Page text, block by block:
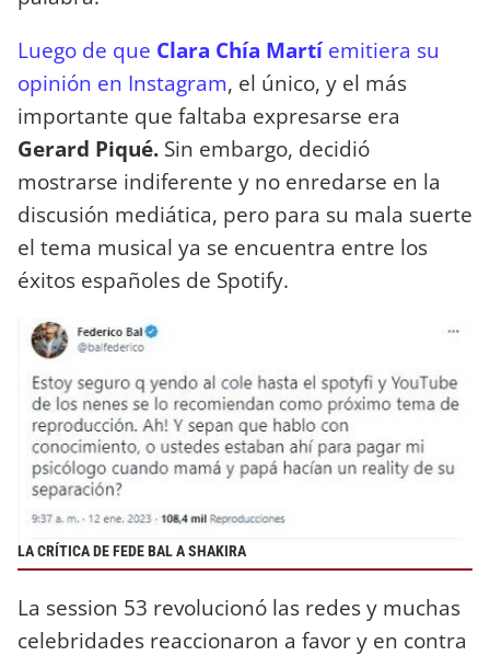
Luego de que Clara Chía Martíemitiera su
opinión en Instagram, el único, y el más
importante que faltaba expresarse era
Gerard Piqué. Sin embargo, decidió
mostrarse indiferente y no enredarse en la
discusión mediática, pero para su mala suerte
el tema musical ya se encuentra entre los
éxitos españoles de Spotify.
LA CRÍTICA DE FEDE BAL A SHAKIRA
La session 53 revolucionó las redes y muchas
celebridades reaccionaron a favor y en contra